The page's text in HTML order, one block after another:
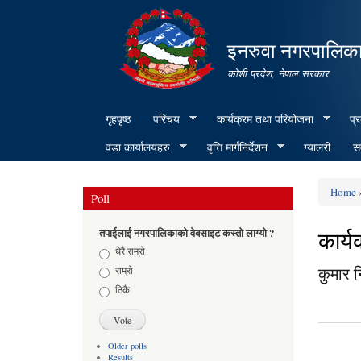
इनरुवा
कोशी प्रदेश, नेपाल सरकार
गृहपृष्ठ परिचय कार्यक्रम तथा परियोजना
वडा कार्यालयहरु
वृत्ति मार्गनिर्देशन ग्यालरी
Poll
तपाईलाई नगरपालिकाको वेबसाइट कस्तो लाग्यो ?
Choicesधेरै राम्रो
राम्रो
ठिकै
Older polls
Results
You
Home
कुमार